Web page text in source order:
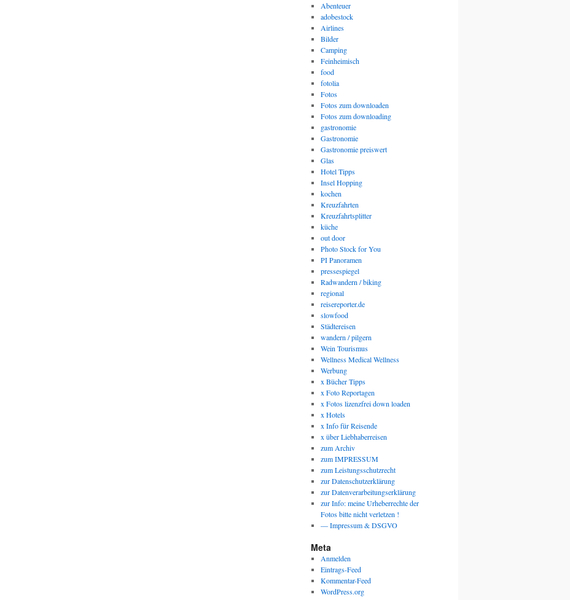
Abenteuer
adobestock
Airlines
Bilder
Camping
Feinheimisch
food
fotolia
Fotos
Fotos zum downloaden
Fotos zum downloading
gastronomie
Gastronomie
Gastronomie preiswert
Glas
Hotel Tipps
Insel Hopping
kochen
Kreuzfahrten
Kreuzfahrtsplitter
küche
out door
Photo Stock for You
PI Panoramen
pressespiegel
Radwandern / biking
regional
reisereporter.de
slowfood
Städtereisen
wandern / pilgern
Wein Tourismus
Wellness Medical Wellness
Werbung
x Bücher Tipps
x Foto Reportagen
x Fotos lizenzfrei down loaden
x Hotels
x Info für Reisende
x über Liebhaberreisen
zum Archiv
zum IMPRESSUM
zum Leistungsschutzrecht
zur Datenschutzerklärung
zur Datenverarbeitungserklärung
zur Info: meine Urheberrechte der
Fotos bitte nicht verletzen !
— Impressum & DSGVO
Meta
Anmelden
Eintrags-Feed
Kommentar-Feed
WordPress.org